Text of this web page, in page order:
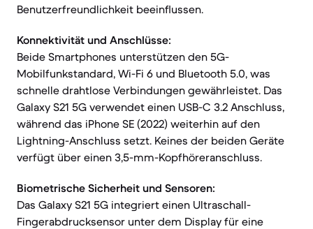
Benutzerfreundlichkeit beeinflussen.
Konnektivität und Anschlüsse:
Beide Smartphones unterstützen den 5G-
Mobilfunkstandard, Wi-Fi 6 und Bluetooth 5.0, was
schnelle drahtlose Verbindungen gewährleistet. Das
Galaxy S21 5G verwendet einen USB-C 3.2 Anschluss,
während das iPhone SE (2022) weiterhin auf den
Lightning-Anschluss setzt. Keines der beiden Geräte
verfügt über einen 3,5-mm-Kopfhöreranschluss.
Biometrische Sicherheit und Sensoren:
Das Galaxy S21 5G integriert einen Ultraschall-
Fingerabdrucksensor unter dem Display für eine